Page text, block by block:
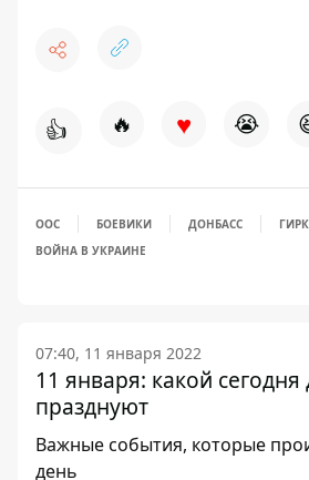
👍 🔥 ♥ 😭
ООС БОЕВИКИ ДОНБАСС
ВОЙНА В УКРАИНЕ
07:40, 11 января 2022
11 января: какой сегодня
празднуют
Важные события, которые
день